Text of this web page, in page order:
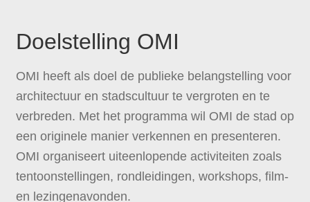
Doelstelling OMI
OMI heeft als doel de publieke belangstelling voor
architectuur en stadscultuur te vergroten en te
verbreden. Met het programma wil OMI de stad op
een originele manier verkennen en presenteren.
OMI organiseert uiteenlopende activiteiten zoals
tentoonstellingen, rondleidingen, workshops, film-
en lezingenavonden.